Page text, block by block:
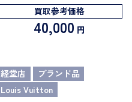
買取参考価格
40,000 円
経堂店
ブランド品
Louis Vuitton